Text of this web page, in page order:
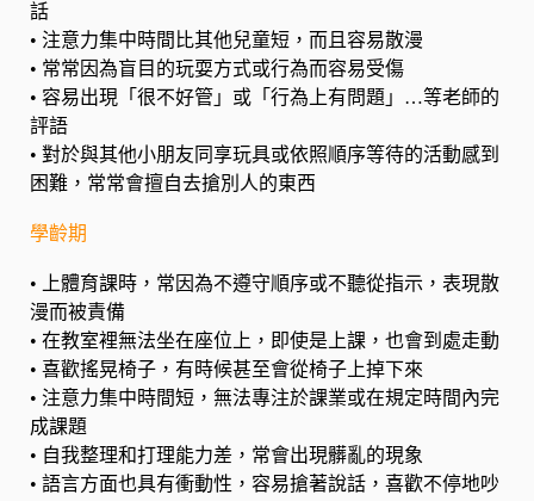
話
• 注意力集中時間比其他兒童短，而且容易散漫
• 常常因為盲目的玩耍方式或行為而容易受傷
• 容易出現「很不好管」或「行為上有問題」…等老師的
評語
• 對於與其他小朋友同享玩具或依照順序等待的活動感到
困難，常常會擅自去搶別人的東西
學齡期
•
上體育課時，常因為不遵守順序或不聽從指示，表現散
漫而被責備
• 在教室裡無法坐在座位上，即使是上課，也會到處走動
• 喜歡搖晃椅子，有時候甚至會從椅子上掉下來
• 注意力集中時間短，無法專注於課業或在規定時間內完
成課題
• 自我整理和打理能力差，常會出現髒亂的現象
• 語言方面也具有衝動性，容易搶著說話，喜歡不停地吵